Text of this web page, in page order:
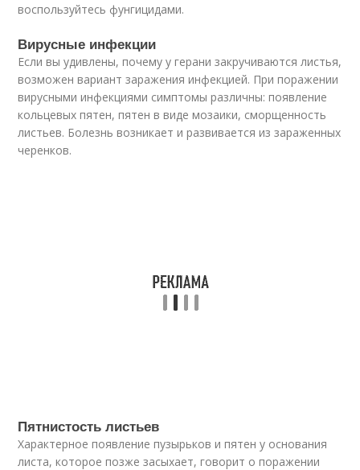
воспользуйтесь фунгицидами.
Вирусные инфекции
Если вы удивлены, почему у герани закручиваются листья,
возможен вариант заражения инфекцией. При поражении
вирусными инфекциями симптомы различны: появление
кольцевых пятен, пятен в виде мозаики, сморщенность
листьев. Болезнь возникает и развивается из зараженных
черенков.
Пятнистость листьев
Характерное появление пузырьков и пятен у основания
листа, которое позже засыхает, говорит о поражении